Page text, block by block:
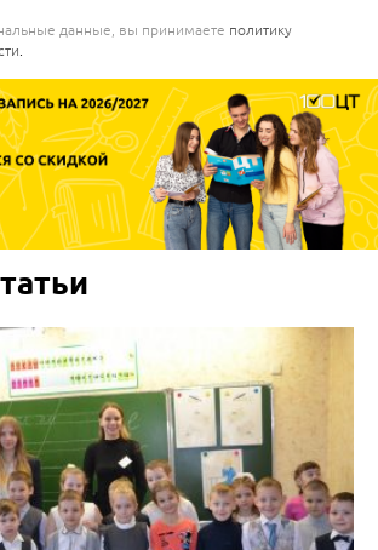
данные, вы принимаете политику